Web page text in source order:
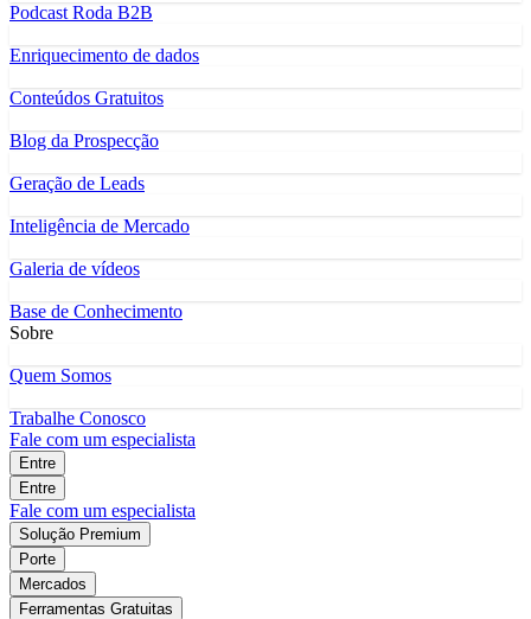
Podcast Roda B2B
Enriquecimento de dados
Conteúdos Gratuitos
Blog da Prospecção
Geração de Leads
Inteligência de Mercado
Galeria de vídeos
Base de Conhecimento
Sobre
Quem Somos
Trabalhe Conosco
Fale com um especialista
Entre
Entre
Fale com um especialista
Solução Premium
Porte
Mercados
Ferramentas Gratuitas